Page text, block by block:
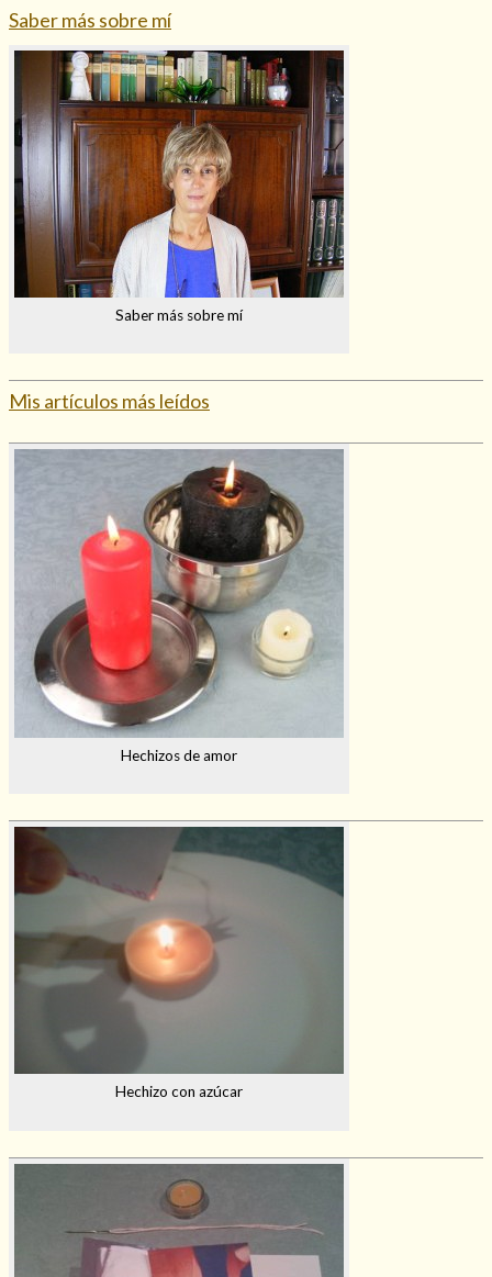
Saber más sobre mí
Saber más sobre mí
Mis artículos más leídos
Hechizos de amor
Hechizo con azúcar